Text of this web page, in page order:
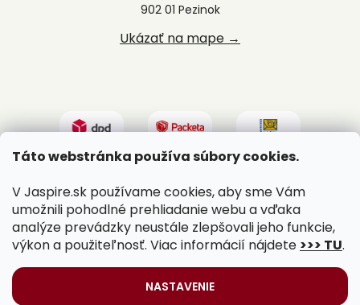
Táto webstránka používa súbory cookies.
V Jaspire.sk používame cookies, aby sme Vám
umožnili pohodlné prehliadanie webu a vďaka
analýze prevádzky neustále zlepšovali jeho funkcie,
výkon a použiteľnosť. Viac informácií nájdete >>> TU.
NASTAVENIE
902 01 Pezinok
Ukázať na mape →